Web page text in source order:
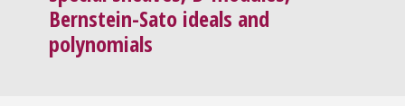
Bernstein-Sato ideals and
polynomials